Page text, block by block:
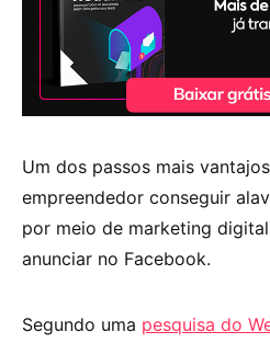
Um dos passos mais
empreendedor conseguir
por meio de marketing
anunciar no Facebook.
Segundo uma pesquisa do